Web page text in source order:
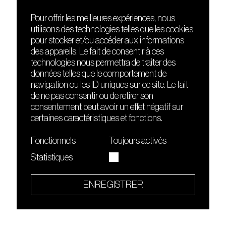
DÉCOUVRIR
Le lieu
Contact
Presse
Cours de DJing
TMLAB
FRIENDS
Nuits sonores
HEAT
Hôtel71
La Gaîté Lyrique
Le Sucre fait partie de
Quartier culturel et créatif
Pour offrir les meilleures expériences, nous
utilisons des technologies telles que les cookies
pour stocker et/ou accéder aux informations
des appareils. Le fait de consentir à ces
technologies nous permettra de traiter des
données telles que le comportement de
navigation ou les ID uniques sur ce site. Le fait
de ne pas consentir ou de retirer son
consentement peut avoir un effet négatif sur
certaines caractéristiques et fonctions.
Fonctionnels
Toujours activés
Statistiques
ENREGISTRER